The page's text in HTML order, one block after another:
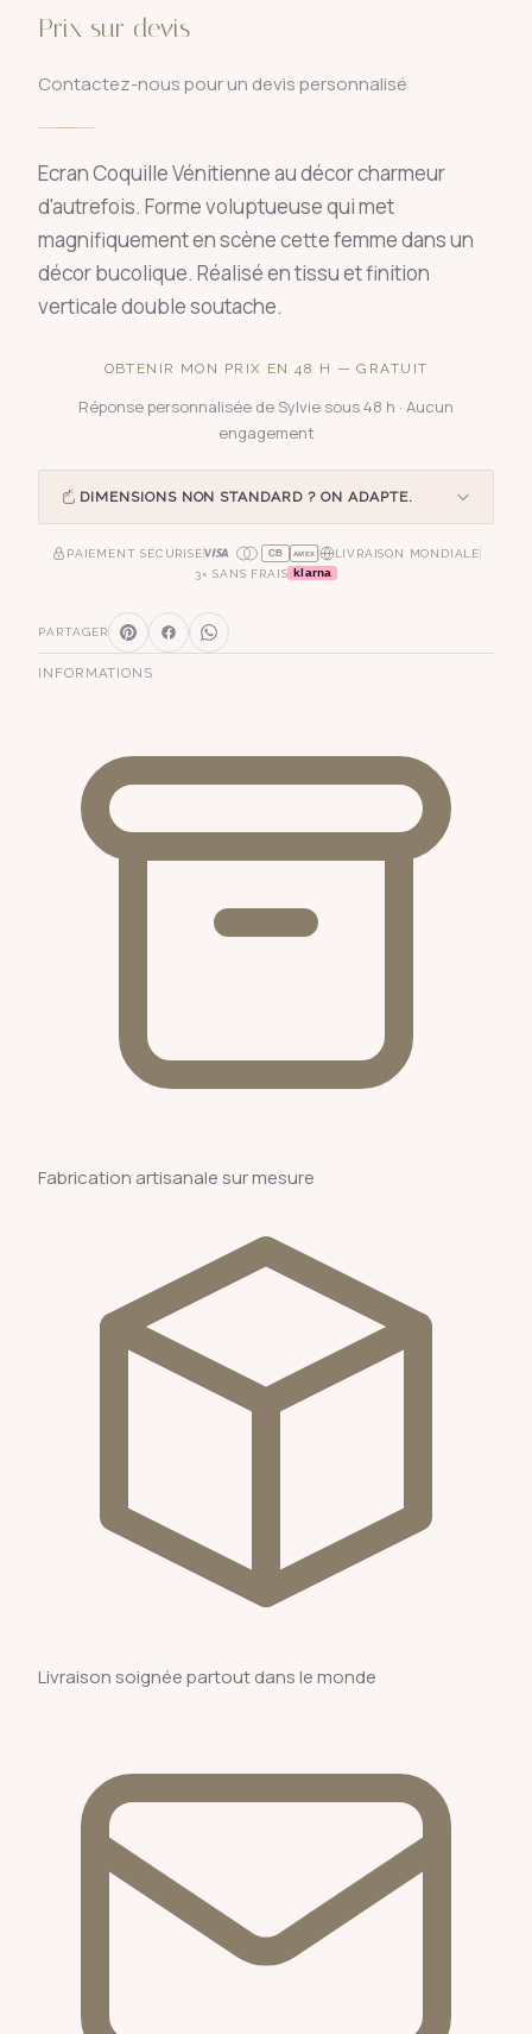
Prix sur devis
Contactez-nous pour un devis personnalisé
Ecran Coquille Vénitienne au décor charmeur
d'autrefois. Forme voluptueuse qui met
magnifiquement en scène cette femme dans un
décor bucolique. Réalisé en tissu et finition
verticale double soutache.
OBTENIR MON PRIX EN 48 H — GRATUIT
Réponse personnalisée de Sylvie sous 48 h · Aucun
engagement
DIMENSIONS NON STANDARD ? ON ADAPTE.
PAIEMENT SÉCURISÉ CB AMEX
LIVRAISON MONDIALE
3× SANS FRAIS klarna
PARTAGER
INFORMATIONS
Fabrication artisanale sur mesure
Livraison soignée partout dans le monde